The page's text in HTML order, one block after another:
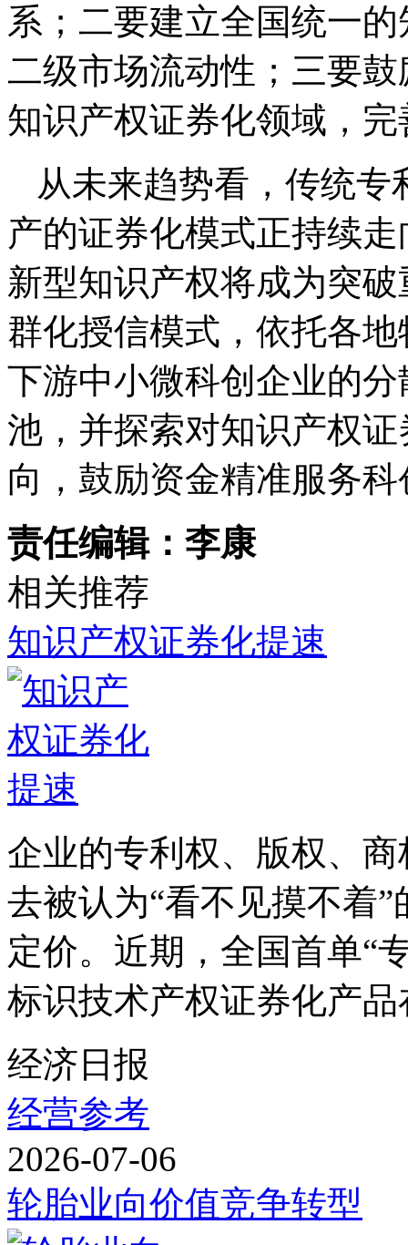
系；二要建立全国统一
二级市场流动性；三要
知识产权证券化领域，
从未来趋势看，传统
产的证券化模式正持续
新型知识产权将成为突
群化授信模式，依托各
下游中小微科创企业的
池，并探索对知识产权
向，鼓励资金精准服务
责任编辑：李康
相关推荐
知识产权证券化提速
企业的专利权、版权、
去被认为“看不见摸不着
定价。近期，全国首单“
标识技术产权证券化产品
经济日报
经营参考
2026-07-06
轮胎业向价值竞争转型